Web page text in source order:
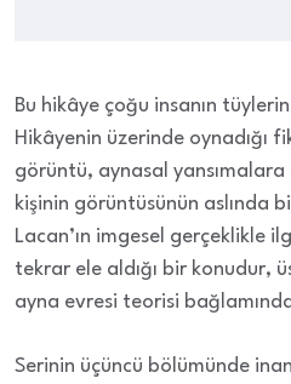
Bu hikâye çoğu insanın
Hikâyenin üzerinde oynadığı
görüntü, aynasal
kişinin görüntüsünün aslında
Lacan’ın imgesel gerçeklikle
tekrar ele aldığı bir konudur,
ayna evresi teorisi
Serinin üçüncü bölümünde